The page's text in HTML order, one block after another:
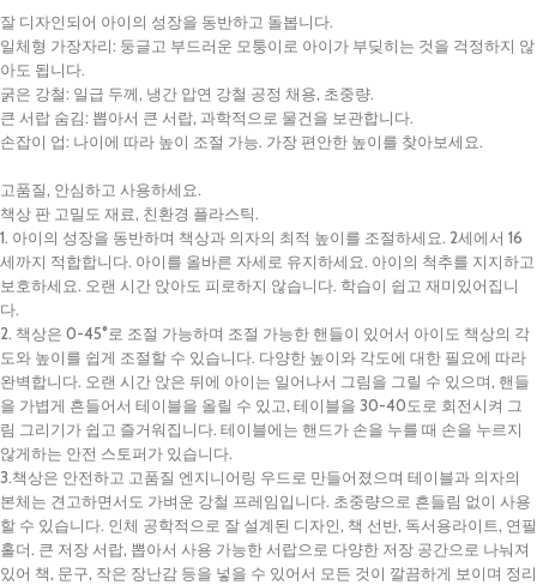
잘 디자인되어 아이의 성장을 동반하고 돌봅니다.
일체형 가장자리: 둥글고 부드러운 모퉁이로 아이가 부딪히는 것을 걱정하지 않
아도 됩니다.
굵은 강철: 일급 두께, 냉간 압연 강철 공정 채용, 초중량.
큰 서랍 숨김: 뽑아서 큰 서랍, 과학적으로 물건을 보관합니다.
손잡이 업: 나이에 따라 높이 조절 가능. 가장 편안한 높이를 찾아보세요.
고품질, 안심하고 사용하세요.
책상 판 고밀도 재료, 친환경 플라스틱.
1. 아이의 성장을 동반하며 책상과 의자의 최적 높이를 조절하세요. 2세에서 16
세까지 적합합니다. 아이를 올바른 자세로 유지하세요. 아이의 척추를 지지하고
보호하세요. 오랜 시간 앉아도 피로하지 않습니다. 학습이 쉽고 재미있어집니
다.
2. 책상은 0-45°로 조절 가능하며 조절 가능한 핸들이 있어서 아이도 책상의 각
도와 높이를 쉽게 조절할 수 있습니다. 다양한 높이와 각도에 대한 필요에 따라
완벽합니다. 오랜 시간 앉은 뒤에 아이는 일어나서 그림을 그릴 수 있으며, 핸들
을 가볍게 흔들어서 테이블을 올릴 수 있고, 테이블을 30-40도로 회전시켜 그
림 그리기가 쉽고 즐거워집니다. 테이블에는 핸드가 손을 누를 때 손을 누르지
않게하는 안전 스토퍼가 있습니다.
3.책상은 안전하고 고품질 엔지니어링 우드로 만들어졌으며 테이블과 의자의
본체는 견고하면서도 가벼운 강철 프레임입니다. 초중량으로 흔들림 없이 사용
할 수 있습니다. 인체 공학적으로 잘 설계된 디자인, 책 선반, 독서용라이트, 연필
홀더. 큰 저장 서랍, 뽑아서 사용 가능한 서랍으로 다양한 저장 공간으로 나눠져
있어 책, 문구, 작은 장난감 등을 넣을 수 있어서 모든 것이 깔끔하게 보이며 정리